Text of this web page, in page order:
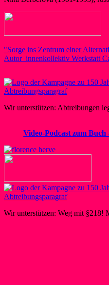
"Sorge ins Zentrum einer
Autor_innenkollektiv Werkstatt
Wir unterstützen: Abtreibungen
Video-Podcast zum
Wir unterstützen: Weg mit §218!